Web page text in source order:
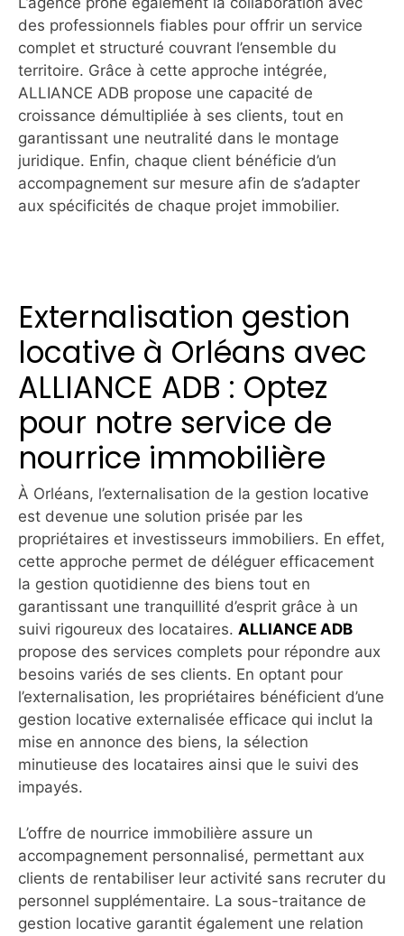
des professionnels fiables pour offrir un service
complet et structuré couvrant l’ensemble du
territoire. Grâce à cette approche intégrée,
ALLIANCE ADB propose une capacité de
croissance démultipliée à ses clients, tout en
garantissant une neutralité dans le montage
juridique. Enfin, chaque client bénéficie d’un
accompagnement sur mesure afin de s’adapter
aux spécificités de chaque projet immobilier.
Externalisation gestion
locative à Orléans avec
ALLIANCE ADB : Optez
pour notre service de
nourrice immobilière
À Orléans, l’externalisation de la gestion locative
est devenue une solution prisée par les
propriétaires et investisseurs immobiliers. En effet,
cette approche permet de déléguer efficacement
la gestion quotidienne des biens tout en
garantissant une tranquillité d’esprit grâce à un
suivi rigoureux des locataires. ALLIANCE ADB
propose des services complets pour répondre aux
besoins variés de ses clients. En optant pour
l’externalisation, les propriétaires bénéficient d’une
gestion locative externalisée efficace qui inclut la
mise en annonce des biens, la sélection
minutieuse des locataires ainsi que le suivi des
impayés.
L’offre de nourrice immobilière assure un
accompagnement personnalisé, permettant aux
clients de rentabiliser leur activité sans recruter du
personnel supplémentaire. La sous-traitance de
gestion locative garantit également une relation